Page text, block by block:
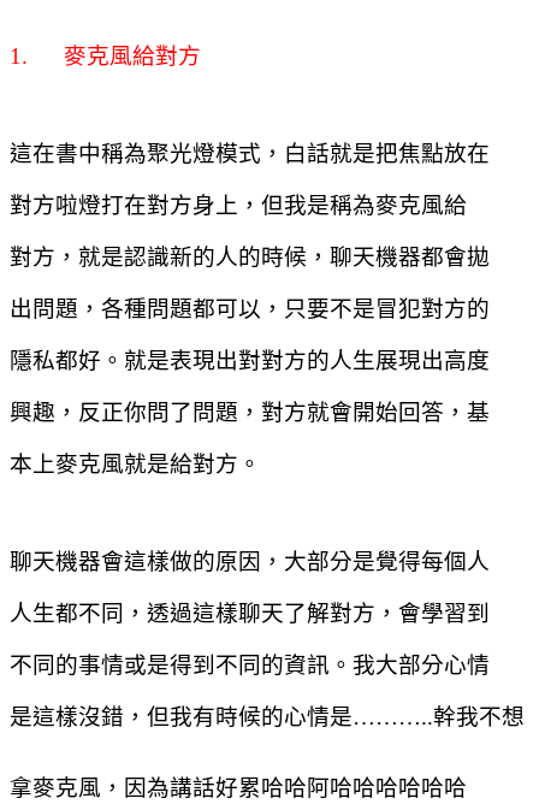
1. 麥克風給對方
這在書中稱為聚光燈模式，白話就是把焦點放在
對方啦燈打在對方身上，但我是稱為麥克風給
對方，就是認識新的人的時候，聊天機器都會拋
出問題，各種問題都可以，只要不是冒犯對方的
隱私都好。就是表現出對對方的人生展現出高度
興趣，反正你問了問題，對方就會開始回答，基
本 上麥克風就是給對方。
聊天機器會這樣做的原因，大部分是覺得每個人
人生都不同，透過這樣聊天了解對方，會學習到
不同的事情或是得到不同的資訊。我大部分心情
是這樣沒錯，但我有時候的心情是………..幹我不想
拿麥克風，因為講話好累哈哈阿哈哈哈哈哈哈